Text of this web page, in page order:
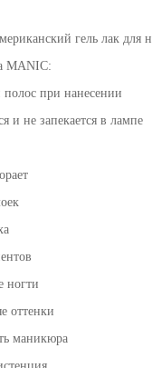
гель лак
MANIC:
при нанесении
и не запекается в лампе
ногти
оттенки
маникюра